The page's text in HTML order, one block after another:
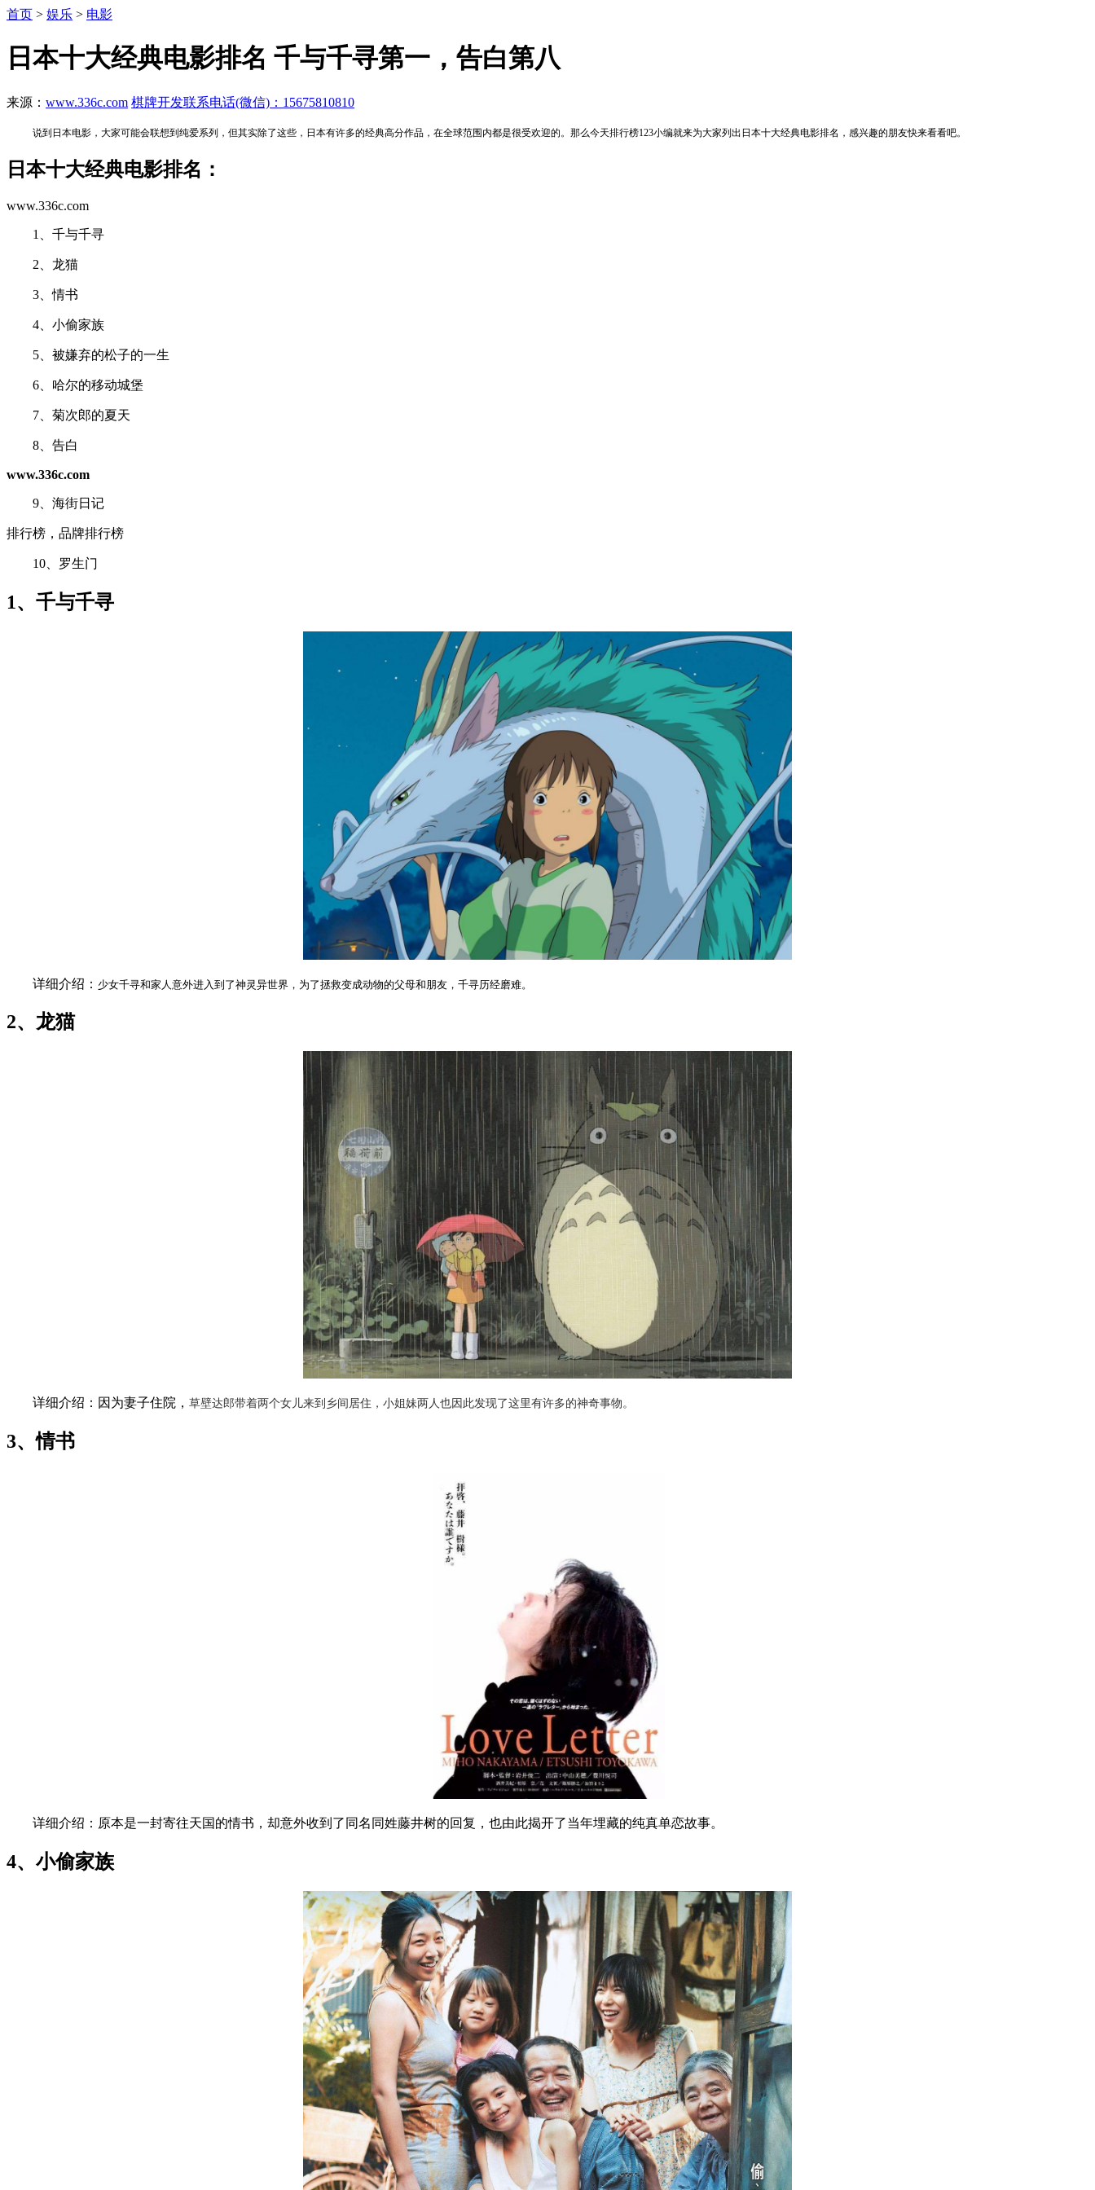
首页 > 娱乐 > 电影
日本十大经典电影排名 千与千寻第一，告白第八
来源： www.336c.com 棋牌开发联系电话(微信)：15675810810
说到日本电影，大家可能会联想到纯爱系列，但其实除了这些，日本有许多的经典高分作品，在全球范围内都是很受欢迎的。那么今天排行榜123小编就来为大家列出日本十大经典电影排名，感兴趣的朋友快来看看吧。
日本十大经典电影排名：
www.336c.com
1、千与千寻
2、龙猫
3、情书
4、小偷家族
5、被嫌弃的松子的一生
6、哈尔的移动城堡
7、菊次郎的夏天
8、告白
www.336c.com
9、海街日记
排行榜，品牌排行榜
10、罗生门
1、千与千寻
详细介绍： 少女千寻和家人意外进入到了神灵异世界，为了拯救变成动物的父母和朋友，千寻历经磨难。
2、龙猫
详细介绍：因为妻子住院， 草壁达郎带着两个女儿来到乡间居住，小姐妹两人也因此发现了这里有许多的神奇事物。
3、情书
详细介绍：原本是一封寄往天国的情书，却意外收到了同名同姓藤井树的回复，也由此揭开了当年埋藏的纯真单恋故事。
4、小偷家族